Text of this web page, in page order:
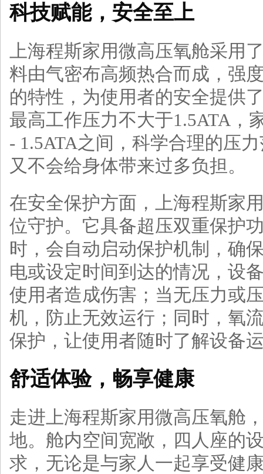
科技赋能，安全至上
上海程斯家用微高压氧舱采用
料由气密布高频热合而成，强
的特性，为使用者的安全提供
最高工作压力不大于1.5ATA，
- 1.5ATA之间，科学合理的压
又不会给身体带来过多负担。
在安全保护方面，上海程斯家
位守护。它具备超压双重保护
时，会自动启动保护机制，确
电或设定时间到达的情况，设
使用者造成伤害；当无压力或
机，防止无效运行；同时，氧
保护，让使用者随时了解设备
舒适体验，畅享健康
走进上海程斯家用微高压氧舱
地。舱内空间宽敞，四人座的
求，无论是与家人一起享受健